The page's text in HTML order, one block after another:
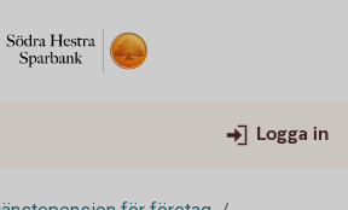
Logga in